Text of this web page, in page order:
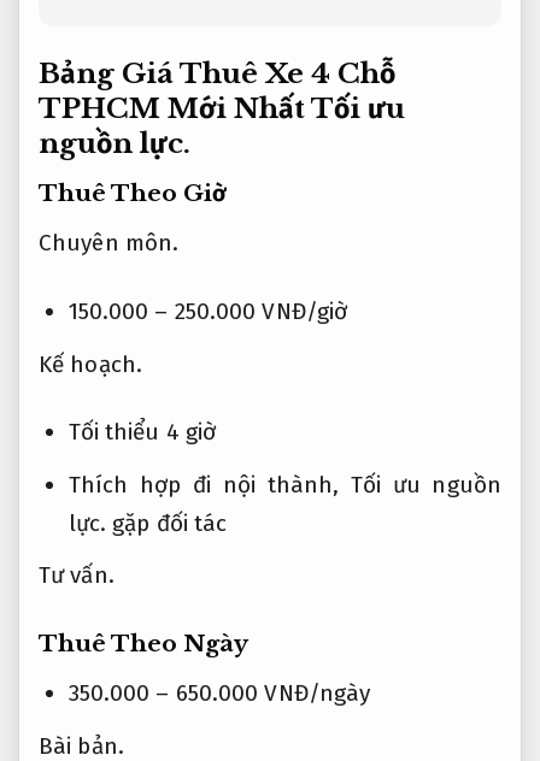
Bảng Giá Thuê Xe 4 Chỗ
TPHCM Mới NhấtTối ưu
nguồn lực.
Thuê Theo Giờ
Chuyên môn.
150.000 – 250.000 VNĐ/giờ
Kế hoạch.
Tối thiểu 4 giờ
Thích hợp đi nội thành, Tối ưu nguồn
lực. gặp đối tác
Tư vấn.
Thuê Theo Ngày
350.000 – 650.000 VNĐ/ngày
Bài bản.